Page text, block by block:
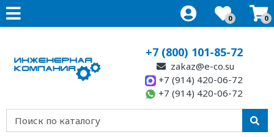
0 0
+7 (800) 101-85-72
zakaz@e-co.su
+7 (914) 420-06-72
+7 (914) 420-06-72